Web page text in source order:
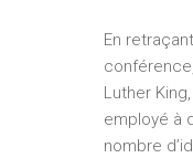
En
Luther
employé à
nombre